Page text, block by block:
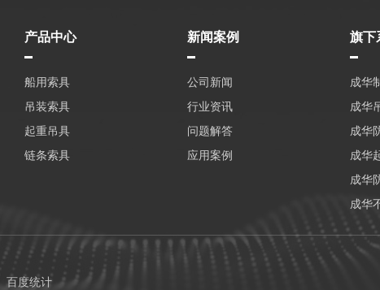
产品中心
船用索具
吊装索具
起重吊具
链条索具
新闻案例
公司新闻
行业资讯
问题解答
应用案例
旗下
成华
成华
成华
成华
成华
成华
百度统计